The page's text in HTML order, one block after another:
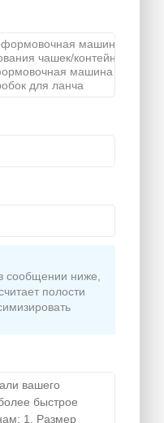
сообщении ниже,
полости